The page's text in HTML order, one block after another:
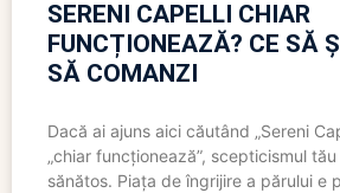
SERENI CAPELLI CHIAR
FUNCȚIONEAZĂ? CE SĂ
SĂ COMANZI
Dacă ai ajuns aici căutând „Sereni
„chiar funcționează”, scepticismul
sănătos. Piața de îngrijire a părului e